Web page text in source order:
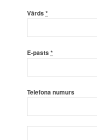
Vārds *
E-pasts *
Telefona numurs